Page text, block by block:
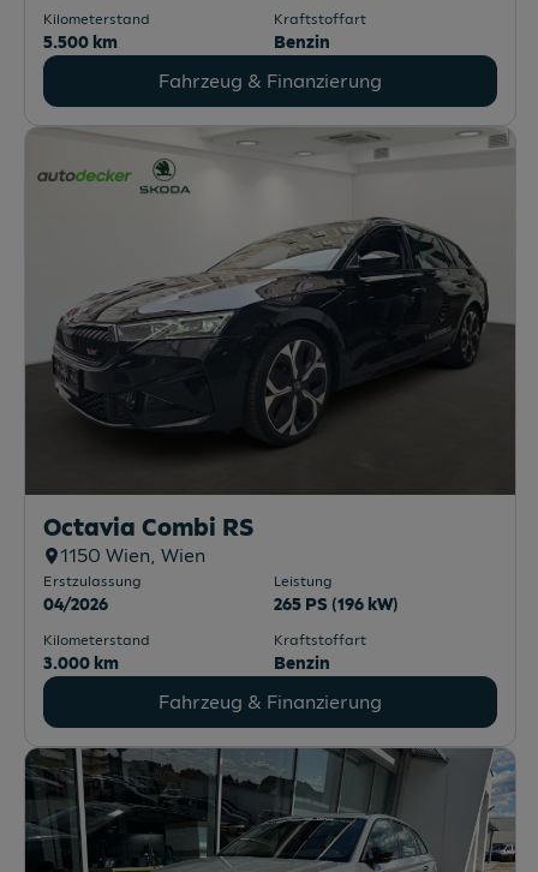
Kilometerstand
5.500 km
Kraftstoffart
Benzin
Fahrzeug & Finanzierung
Octavia Combi RS
1150 Wien, Wien
Erstzulassung
04/2026
Leistung
265 PS (196 kW)
Kilometerstand
3.000 km
Kraftstoffart
Benzin
Fahrzeug & Finanzierung